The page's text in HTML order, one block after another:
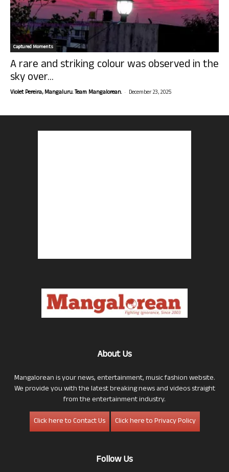
Captured Moments
A rare and striking colour was observed in the
sky over...
Violet Pereira, Mangaluru. Team Mangalorean. - December 23, 2025
About Us
Mangalorean is your news, entertainment, music fashion website.
We provide you with the latest breaking news and videos straight
from the entertainment industry.
Click here to Contact Us
Click here to Privacy Policy
Follow Us